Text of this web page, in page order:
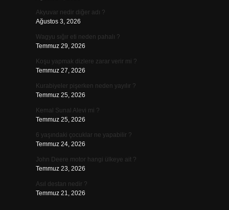
Akyuvar nedir diğer adı ?
Ağustos 3, 2026
Wagyu sığır eti neden pahalı ?
Temmuz 29, 2026
Koşu yapmak dizlere zarar verir mi ?
Temmuz 27, 2026
Kurabiyeler pişerken neden yayılır ?
Temmuz 25, 2026
Kemal Sunal Alevi mi ?
Temmuz 25, 2026
6 yaşındaki çocuklar ne yapabilir ?
Temmuz 24, 2026
John Deere motor hangi ülkeye ait ?
Temmuz 23, 2026
Asıl destan nedir ?
Temmuz 21, 2026